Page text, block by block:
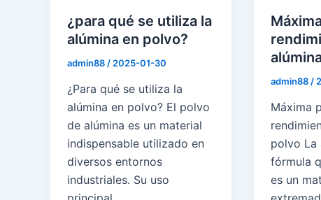
¿para qué se utiliza la
alúmina en polvo?
admin88 / 2025-01-30
¿Para qué se utiliza la
alúmina en polvo? El polvo
de alúmina es un material
indispensable utilizado en
diversos entornos
industriales. Su uso
admin88 /
Máxima
polvo La
fórmula
es un